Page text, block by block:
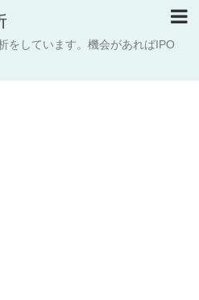
をしています。機会があればIPO